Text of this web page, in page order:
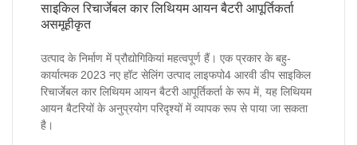
साइकिल रिचार्जेबल कार लिथियम आयन बैटरी आपूर्तिकर्ता
असमूहीकृत
उत्पाद के निर्माण में प्रौद्योगिकियां महत्वपूर्ण हैं। एक प्रकार के बहु-
कार्यात्मक 2023 नए हॉट सेलिंग उत्पाद लाइफपो4 आरवी डीप साइकिल
रिचार्जेबल कार लिथियम आयन बैटरी आपूर्तिकर्ता के रूप में, यह लिथियम
आयन बैटरियों के अनुप्रयोग परिदृश्यों में व्यापक रूप से पाया जा सकता
है।